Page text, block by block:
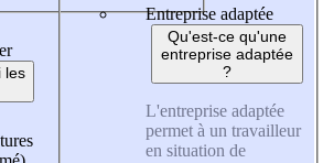
les
Entreprise adaptée
Qu'est-ce qu'une
entreprise adaptée
?
L'entreprise adaptée
permet à un travailleur
en situation de